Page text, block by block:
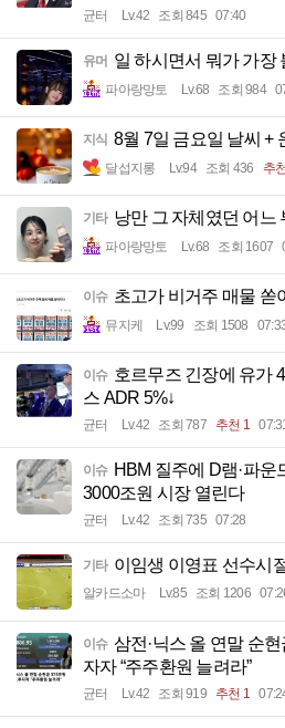
균터 Lv.42 조회 845 07:40
유머 일 하시면서 뭐가 가장
파아랑망토 Lv.68 조회 984
지식 8월 7일 금요일 날씨 +
달섭지롱 Lv.94 조회 436 추
기타 낭만 그 자체였던 어느
파아랑망토 Lv.68 조회 1607
이슈 초고가 비거주 매물 쏟
뮤지케 Lv.99 조회 1508
이슈 호르무즈 긴장에 유가
스 ADR 5%↓
균터 Lv.42 조회 787 추천 1
이슈 HBM 질주에 D램·파
3000조원 시장 열린다
균터 Lv.42 조회 735 07:28
기타 이임생 이영표 선수시
알카드소마 Lv.85 조회 1206
이슈 삼전·닉스 올 연말 순
자자 “주주환원 늘려라”
균터 Lv.42 조회 919 추천 1